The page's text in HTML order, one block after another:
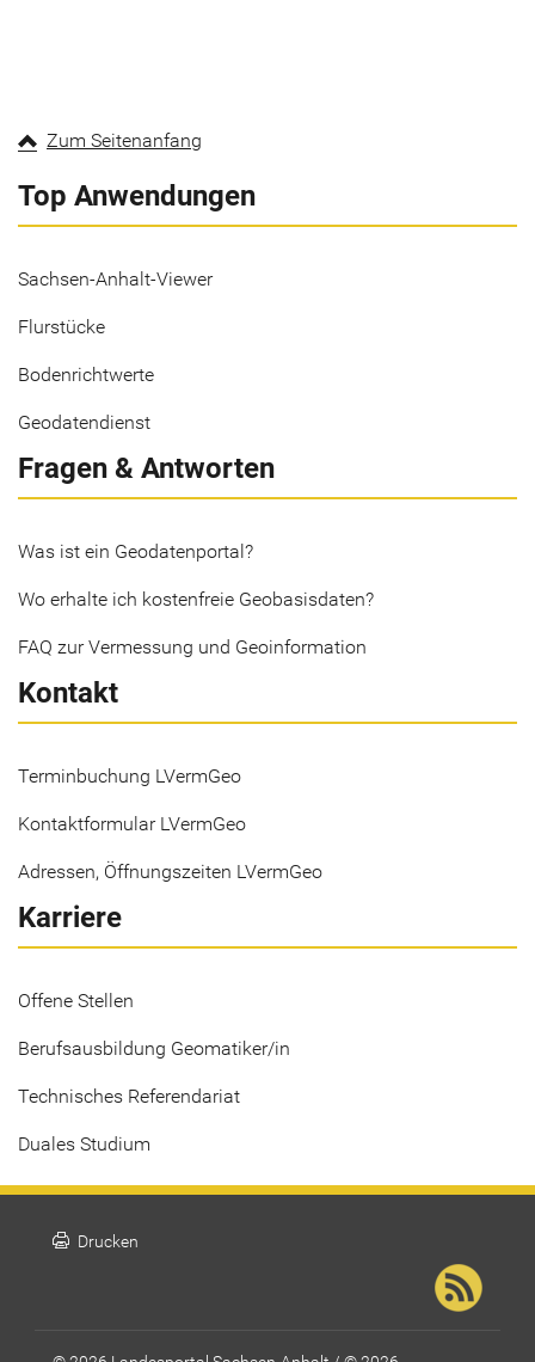
Zum Seitenanfang
Top Anwendungen
Sachsen-Anhalt-Viewer
Flurstücke
Bodenrichtwerte
Geodatendienst
Fragen & Antworten
Was ist ein Geodatenportal?
Wo erhalte ich kostenfreie Geobasisdaten?
FAQ zur Vermessung und Geoinformation
Kontakt
Terminbuchung LVermGeo
Kontaktformular LVermGeo
Adressen, Öffnungszeiten LVermGeo
Karriere
Offene Stellen
Berufsausbildung Geomatiker/in
Technisches Referendariat
Duales Studium
print Drucken